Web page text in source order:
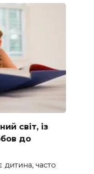
світ, із
до
дитина, часто